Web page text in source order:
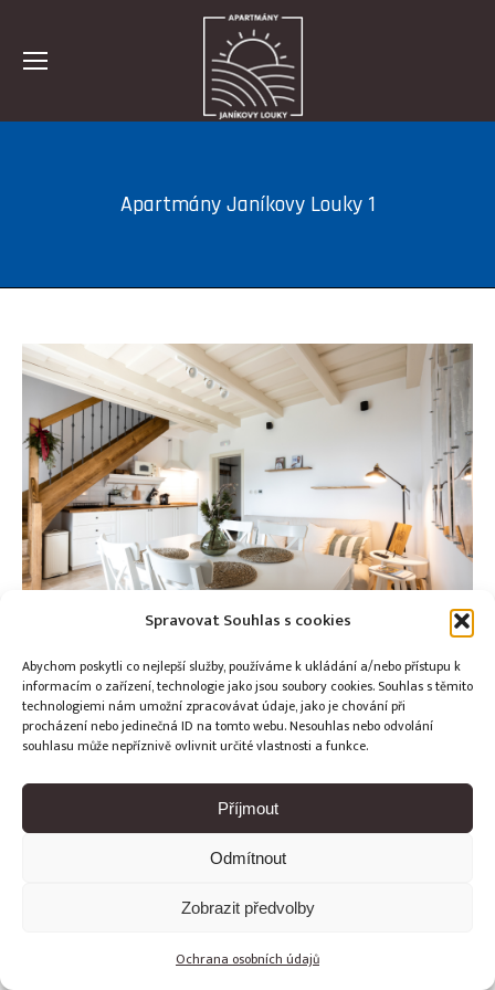
Spravovat Souhlas s cookies
Abychom poskytli co nejlepší služby, používáme k ukládání a/nebo přístupu k
informacím o zařízení, technologie jako jsou soubory cookies. Souhlas s těmito
technologiemi nám umožní zpracovávat údaje, jako je chování při
procházení nebo jedinečná ID na tomto webu. Nesouhlas nebo odvolání
souhlasu může nepříznivě ovlivnit určité vlastnosti a funkce.
Příjmout
Odmítnout
Zobrazit předvolby
Ochrana osobních údajů
Apartmány Janíkovy Louky 1
Copyright © Weiron Dynamics, s.r.o. |Tvorba webových stránek